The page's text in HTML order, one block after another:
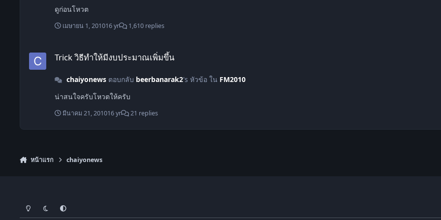
ดูก่อนโหวต
เมษายน 1, 201016 yr 1,610 replies
Trick วิธีทำให้มีงบประมาณเพิ่มขึ้น
chaiyonewsตอบกลับ beerbanarak2's หัวข้อ ใน FM2010
น่าสนใจครับโหวตให้ครับ
มีนาคม 21, 201016 yr 21 replies
หน้าแรก chaiyonews
โหมดสว่างโหมดมืด การตั้งค่าระบบ